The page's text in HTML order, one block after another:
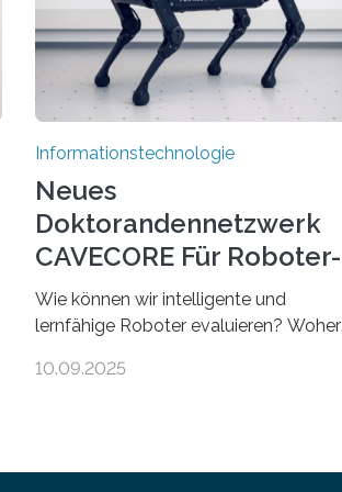
Informationstechnologie
Neues
Doktorandennetzwerk
CAVECORE Für Roboter-
Evaluierung
Wie können wir intelligente und
lernfähige Roboter evaluieren? Woher
in dem, was sie tun? Mit diesen Fragen
10.09.2025